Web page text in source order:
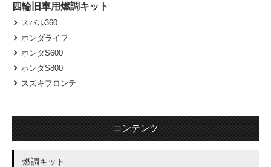
四輪旧車用燃調キット
スバル360
ホンダライフ
ホンダS600
ホンダS800
スズキフロンテ
コンテンツ
燃調キット